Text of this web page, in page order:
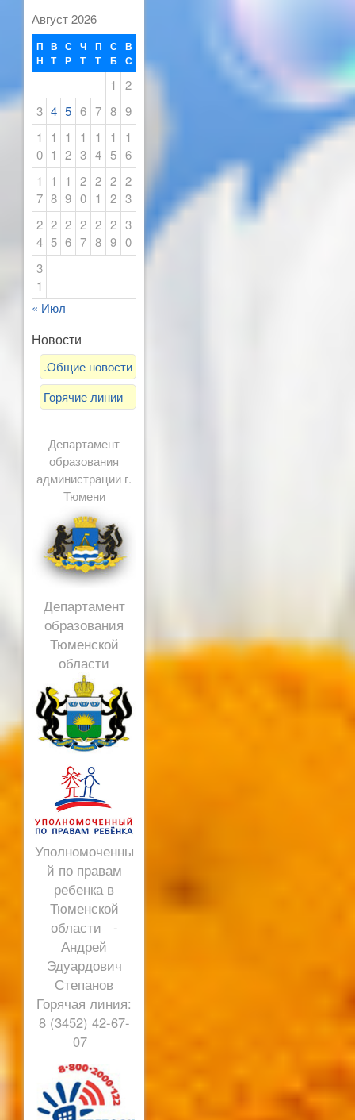
Август 2026
П
Н
В
Т
С
Р
Ч
Т
П
Т
С
Б
В
С
1
2
3 4 5 6 7 8 9
1
0
1
1
1
2
1
3
1
4
1
5
1
6
1
7
1
8
1
9
2
0
2
1
2
2
2
3
2
4
2
5
2
6
2
7
2
8
2
9
3
0
3
1
« Июл
Новости
.Общие новости
Горячие линии
Департамент
образования
администрации г.
Тюмени
Департамент
образования
Тюменской
области
Уполномоченны
й по правам
ребенка в
Тюменской
области -
Андрей
Эдуардович
Степанов
Горячая линия:
8 (3452) 42-67-
07